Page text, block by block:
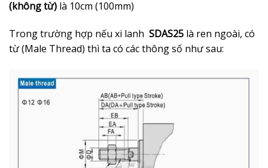
(không từ) là 10cm (100mm)
Trong trường hợp nếu xi lanh SDAS25 là ren ngoài, có
từ (Male Thread) thì ta có các thông số như sau: